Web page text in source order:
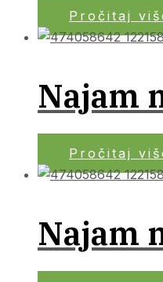
Pročitaj
Najam
Pročitaj
Najam